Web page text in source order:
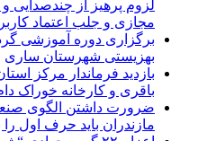
لزوم پرهیز از چندصدایی
مجازی و جلب اعتماد
برگزاری دوره آموزشی
بهزیستی شهرستان ساری
بازدید فرماندار مرکز
باقری و کارخانه خوراک
ضرورت داشتن الگوی
مازندران باید حرف اول را